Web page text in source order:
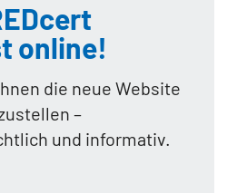
online!
die neue Website
–
und informativ.